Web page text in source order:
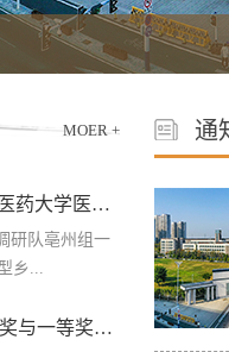
MOER +
安中学子探寻药都乡村康养民生答卷——安徽中医药大学医药经济管理学院“三下乡”实践团调研纪实
研队亳州组一
乡...
我校学子双赛道闪耀“三创赛”国赛舞台 斩获特等奖与一等奖历史突破
通